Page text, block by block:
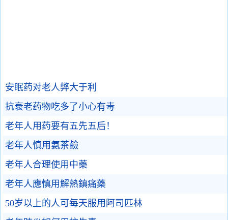
安眠药对老人弊大于利
抗衰老药物吃多了小心有毒
老年人用药要有五先五后！
老年人慎用氨茶鹼
老年人合理使用中藥
老年人應慎用解熱鎮痛藥
50岁以上的人可每天服用阿司匹林